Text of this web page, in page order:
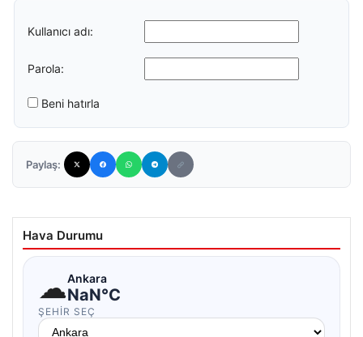
Kullanıcı adı:
Parola:
Beni hatırla
Paylaş:
Hava Durumu
☁Ankara
NaN°C
ŞEHIR SEÇ